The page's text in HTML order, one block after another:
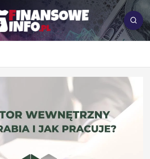
To i owo o rachunkowości, pracy, biznesie i